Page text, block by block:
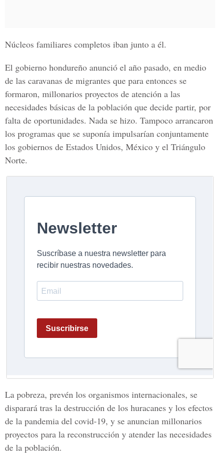
Núcleos familiares completos iban junto a él.
El gobierno hondureño anunció el año pasado, en medio
de las caravanas de migrantes que para entonces se
formaron, millonarios proyectos de atención a las
necesidades básicas de la población que decide partir, por
falta de oportunidades. Nada se hizo. Tampoco arrancaron
los programas que se suponía impulsarían conjuntamente
los gobiernos de Estados Unidos, México y el Triángulo
Norte.
La pobreza, prevén los organismos internacionales, se
disparará tras la destrucción de los huracanes y los efectos
de la pandemia del covid-19, y se anuncian millonarios
proyectos para la reconstrucción y atender las necesidades
de la población.